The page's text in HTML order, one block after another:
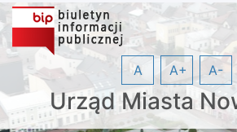
Urząd Miasta
A A+ A-